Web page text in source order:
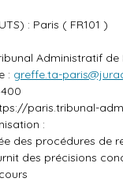
: Paris ( FR101 )
Administratif de
: greffe.ta-
paris.tribunal-
:
des procédures de
des précisions